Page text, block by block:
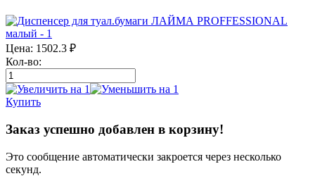
Цена: 1502.3 ₽
Кол-во:
Купить
Заказ успешно добавлен в корзину!
Это сообщение автоматически закроется через несколько
секунд.